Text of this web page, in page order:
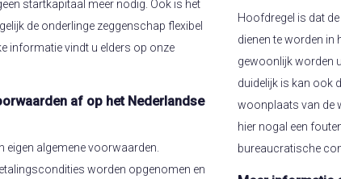
startkapitaal meer nodig. Ook is het
de onderlinge zeggenschap flexibel
informatie vindt u elders op onze
af op het Nederlandse
eigen algemene voorwaarden.
worden opgenomen en
Hoofdregel is dat
dienen te worden in
gewoonlijk worden
duidelijk is kan ook
woonplaats van de
hier nogal een
bureaucratische